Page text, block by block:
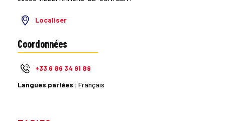
Localiser
Coordonnées
+33 6 86 34 91 89
Langues parlées : Français